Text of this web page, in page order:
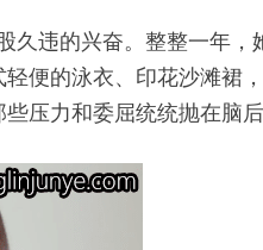
久违的兴奋。整整一年
便的泳衣、印花沙滩裙
压力和委屈统统抛在脑后